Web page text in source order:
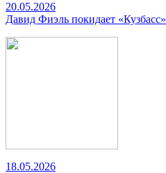
20.05.2026
Давид Фиэль покидает «Кузбасс»
18.05.2026